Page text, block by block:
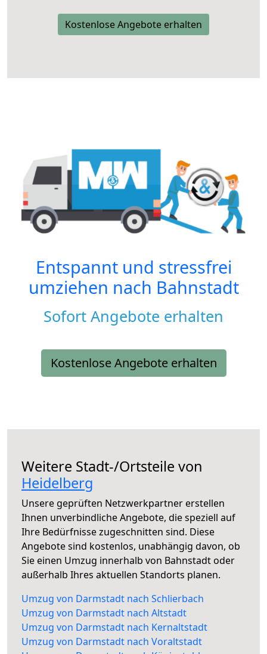
Kostenlose Angebote erhalten
Entspannt und stressfrei
umziehen nach Bahnstadt
Sofort Angebote erhalten
Kostenlose Angebote erhalten
Weitere Stadt-/Ortsteile von
Heidelberg
Unsere geprüften Netzwerkpartner erstellen
Ihnen unverbindliche Angebote, die speziell auf
Ihre Bedürfnisse zugeschnitten sind. Diese
Angebote sind kostenlos, unabhängig davon, ob
Sie einen Umzug innerhalb von Bahnstadt oder
außerhalb Ihres aktuellen Standorts planen.
Umzug von Darmstadt nach Schlierbach
Umzug von Darmstadt nach Altstadt
Umzug von Darmstadt nach Kernaltstadt
Umzug von Darmstadt nach Voraltstadt